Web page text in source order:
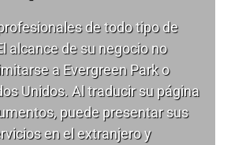
de todo tipo de
alcance de su negocio no
a Evergreen Park o
Unidos. Al traducir su página
puede presentar sus
en el extranjero y